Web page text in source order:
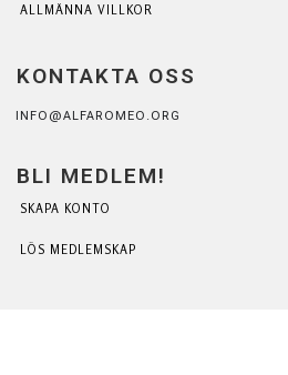
ALLMÄNNA VILLKOR
KONTAKTA OSS
INFO@ALFAROMEO.ORG
BLI MEDLEM!
SKAPA KONTO
LÖS MEDLEMSKAP